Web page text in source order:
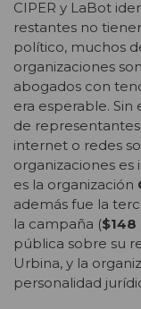
CIPER y LaBot
restantes no
político, muchos
organizaciones
abogados con
era esperable.
de
internet o redes
organizaciones
es la organización
además fue la
la campaña (
pública sobre su
Urbina, y la
personalidad